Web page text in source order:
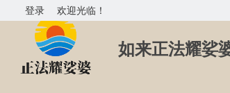
欢迎光临！
登录
如来正法耀娑